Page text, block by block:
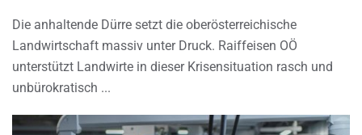
Die anhaltende Dürre setzt die oberösterreichische
Landwirtschaft massiv unter Druck. Raiffeisen OÖ
unterstützt Landwirte in dieser Krisensituation rasch und
unbürokratisch